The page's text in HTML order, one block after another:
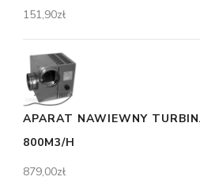
151,90zł
APARAT NAWIEWNY
800M3/H
879,00zł